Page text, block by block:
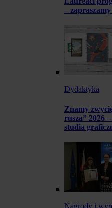
–
Dydaktyka
Znamy
rusza” 2026
studia